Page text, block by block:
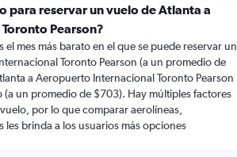
para reservar un vuelo de Atlanta a
Pearson?
el mes más barato en el que se puede reservar un
Toronto Pearson (a un promedio de
a Aeropuerto Internacional Toronto Pearson
(a un promedio de $703). Hay múltiples factores
por lo que comparar aerolíneas,
brinda a los usuarios más opciones